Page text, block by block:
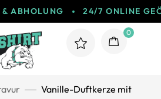
24/7 ONLINE
0
Vanille-Duftkerze mit